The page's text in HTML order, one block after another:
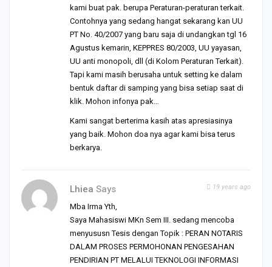
kami buat pak. berupa Peraturan-peraturan terkait.
Contohnya yang sedang hangat sekarang kan UU
PT No. 40/2007 yang baru saja di undangkan tgl 16
Agustus kemarin, KEPPRES 80/2003, UU yayasan,
UU anti monopoli, dll (di Kolom Peraturan Terkait).
Tapi kami masih berusaha untuk setting ke dalam
bentuk daftar di samping yang bisa setiap saat di
klik. Mohon infonya pak…
Kami sangat berterima kasih atas apresiasinya
yang baik. Mohon doa nya agar kami bisa terus
berkarya.
Lhiea Says 19 years ago
Mba Irma Yth,
Saya Mahasiswi MKn Sem III. sedang mencoba
menyususn Tesis dengan Topik : PERAN NOTARIS
DALAM PROSES PERMOHONAN PENGESAHAN
PENDIRIAN PT MELALUI TEKNOLOGI INFORMASI